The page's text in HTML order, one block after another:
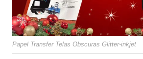
Papel Transfer Telas Obscuras Glitter-inkjet